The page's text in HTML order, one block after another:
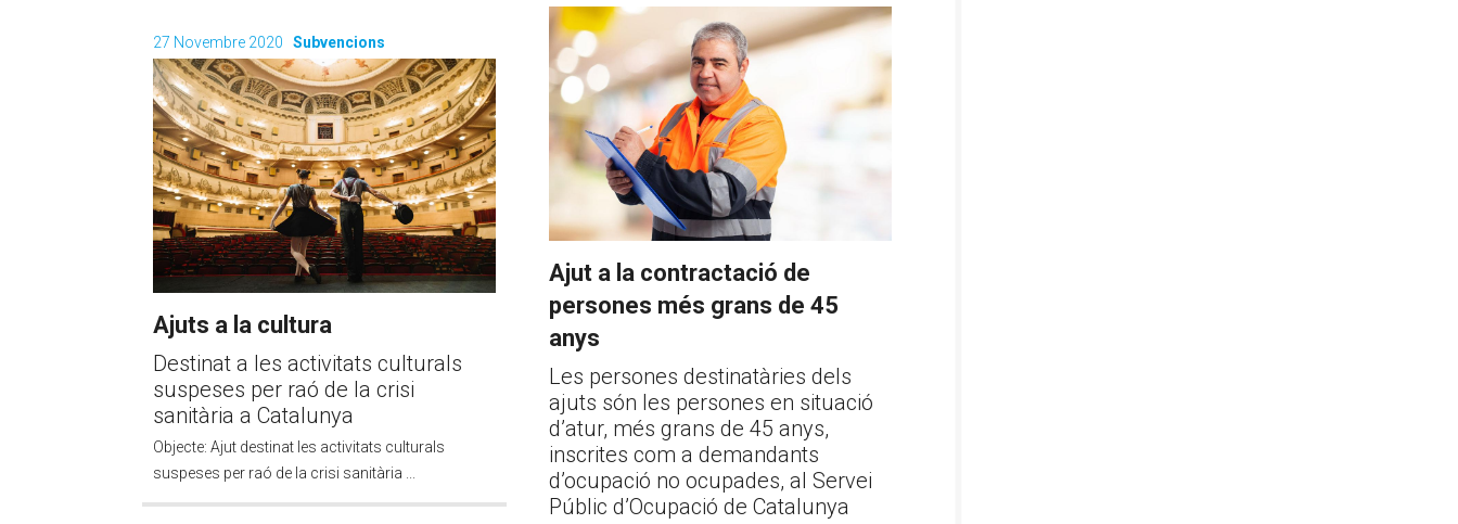
Ajut a la contractació de
persones més grans de 45
anys
Les persones destinatàries dels
ajuts són les persones en situació
d’atur, més grans de 45 anys,
inscrites com a demandants
d’ocupació no ocupades, al Servei
Públic d’Ocupació de Catalunya
27 Novembre 2020 Subvencions
Ajuts a la cultura
Destinat a les activitats culturals
suspeses per raó de la crisi
sanitària a Catalunya
Objecte: Ajut destinat les activitats culturals
suspeses per raó de la crisi sanitària ...